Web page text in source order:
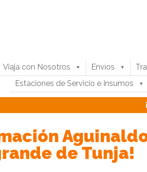
Viaja con Nosotros Envíos
Estaciones de Servicio e Insumos
de Tunja!